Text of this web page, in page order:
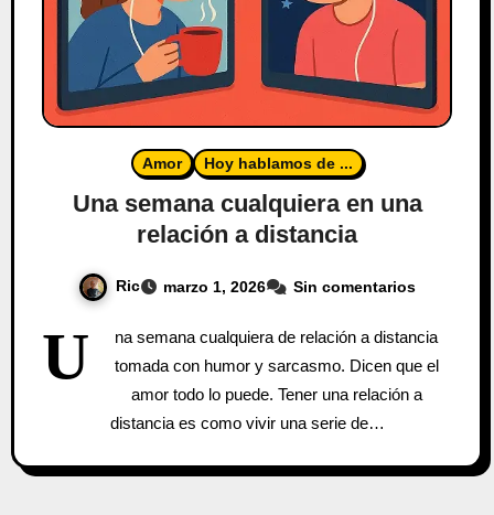
Amor Hoy hablamos de ...
Una semana cualquiera en una
relación a distancia
Ric marzo 1, 2026 Sin comentarios
U
na semana cualquiera de relación a distancia
tomada con humor y sarcasmo. Dicen que el
amor todo lo puede. Tener una relación a
distancia es como vivir una serie de…